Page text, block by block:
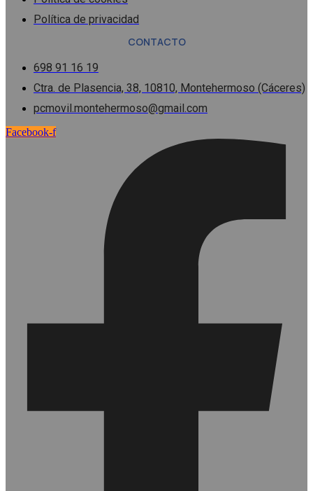
Política de privacidad
CONTACTO
698 91 16 19
Ctra. de Plasencia, 38, 10810, Montehermoso (Cáceres)
pcmovil.montehermoso@gmail.com
Facebook-f